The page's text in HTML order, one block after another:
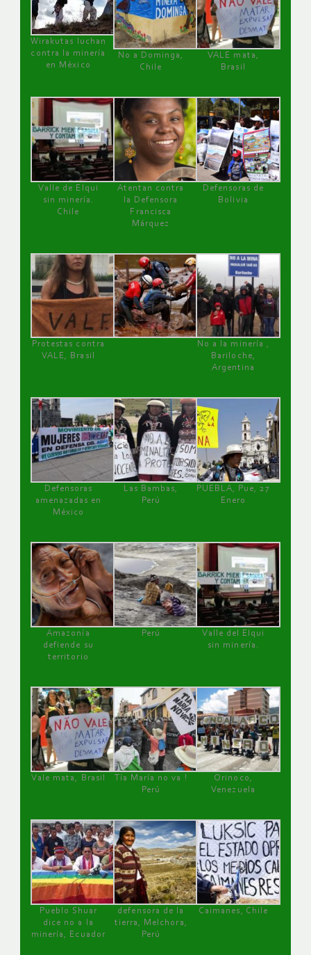
Wirakutas luchan
contra la minería
en México
No a Dominga,
Chile
VALE mata,
Brasil
Valle de Elqui
sin minería.
Chile
Atentan contra
la Defensora
Francisca
Márquez
Defensoras de
Bolivia
Protestas contra
VALE, Brasil
No a la minería ,
Bariloche,
Argentina
Defensoras
amenazadas en
México
Las Bambas,
Perú
PUEBLA, Pue, 27
Enero
Amazonía
defiende su
territorio
Perú
Valle del Elqui
sin minería.
Vale mata, Brasil
Tía María no va !
Perú
Orinoco,
Venezuela
Pueblo Shuar
dice no a la
minería, Ecuador
defensora de la
tierra, Melchora,
Perú
Caimanes, Chile